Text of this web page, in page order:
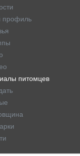
профиль
питомцев